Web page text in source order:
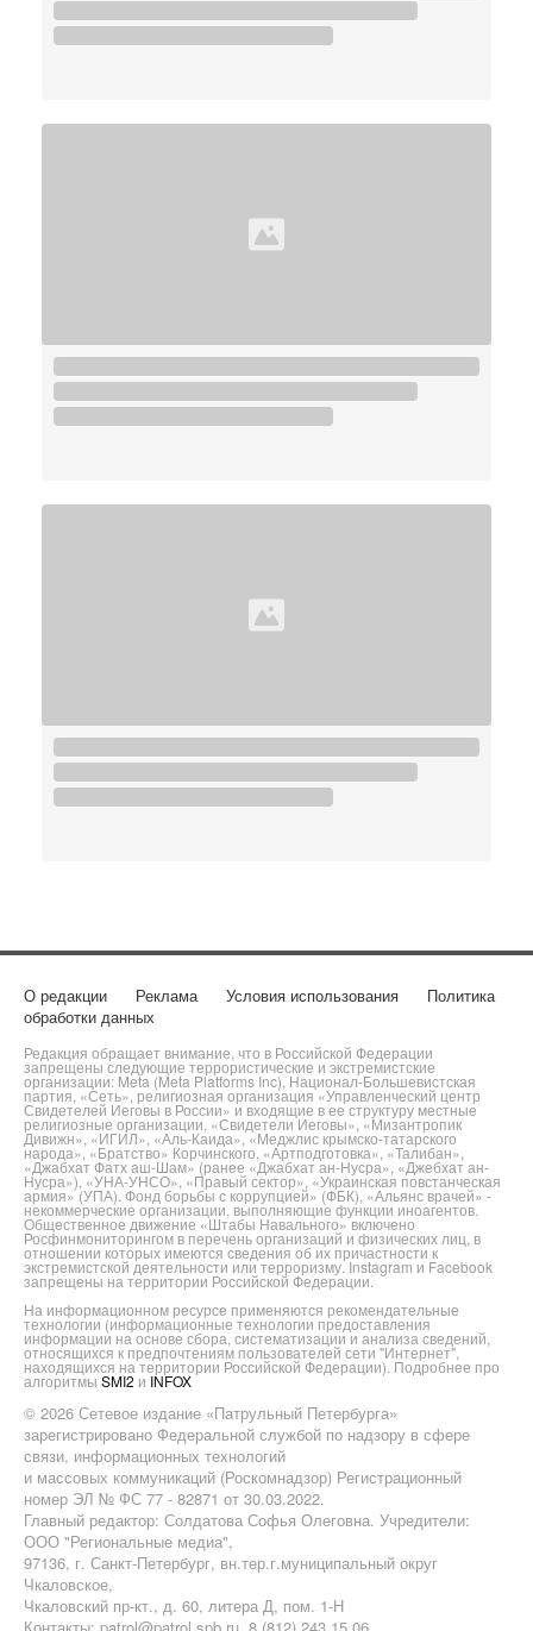
О редакции Реклама Условия использования
Политика
обработки данных
Редакция обращает внимание, что в Российской Федерации
запрещены следующие террористические и экстремистские
организации: Meta (Meta Platforms Inc), Национал-Большевистская
партия, «Сеть», религиозная организация «Управленческий центр
Свидетелей Иеговы в России» и входящие в ее структуру местные
религиозные организации, «Свидетели Иеговы», «Мизантропик
Дивижн», «ИГИЛ», «Аль-Каида», «Меджлис крымско-татарского
народа», «Братство» Корчинского, «Артподготовка», «Талибан»,
«Джабхат Фатх аш-Шам» (ранее «Джабхат ан-Нусра», «Джебхат ан-
Нусра»), «УНА-УНСО», «Правый сектор», «Украинская повстанческая
армия» (УПА). Фонд борьбы с коррупцией» (ФБК), «Альянс врачей» -
некоммерческие организации, выполняющие функции иноагентов.
Общественное движение «Штабы Навального» включено
Росфинмониторингом в перечень организаций и физических лиц, в
отношении которых имеются сведения об их причастности к
экстремистской деятельности или терроризму. Instagram и Facebook
запрещены на территории Российской Федерации.
На информационном ресурсе применяются рекомендательные
технологии (информационные технологии предоставления
информации на основе сбора, систематизации и анализа сведений,
относящихся к предпочтениям пользователей сети "Интернет",
находящихся на территории Российской Федерации). Подробнее про
алгоритмы SMI2 и INFOX
© 2026 Сетевое издание «Патрульный Петербурга»
зарегистрировано Федеральной службой по надзору в сфере
связи, информационных технологий
и массовых коммуникаций (Роскомнадзор) Регистрационный
номер ЭЛ № ФС 77 - 82871 от 30.03.2022.
Главный редактор: Солдатова Софья Олеговна. Учредители:
ООО "Региональные медиа",
97136, г. Санкт-Петербург, вн.тер.г.муниципальный округ
Чкаловское,
Чкаловский пр-кт., д. 60, литера Д, пом. 1-Н